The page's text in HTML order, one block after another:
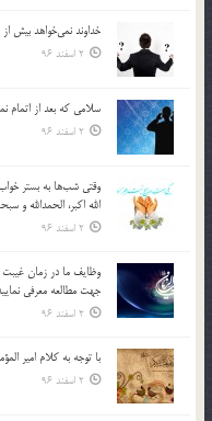
خداوند نمي‌خواهد بيش
2 اسفند 96
سلامي كه بعد از اتمام نماز به 3 امام داده مي‌شود
2 اسفند 96
وقتي شب‌ها به بستر
الله اكبر، الحمدالله و
2 اسفند 96
وظايف ما در زمان
جهت مطالعه معرفي
2 اسفند 96
با توجه به كلام امير
2 اسفند 96